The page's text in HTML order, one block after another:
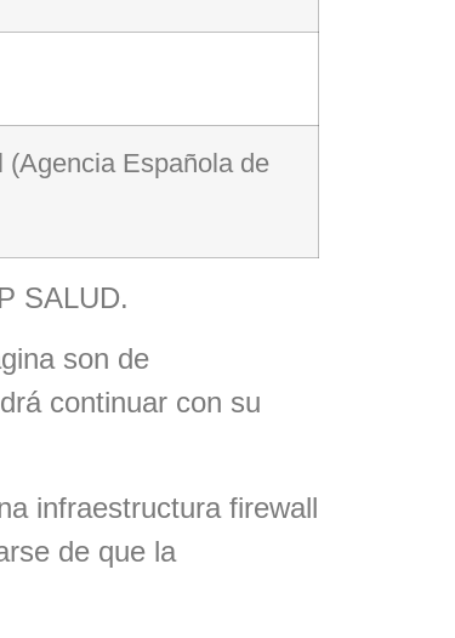
(Agencia Española de
SALUD.
son de
continuar con su
infraestructura firewall
de que la